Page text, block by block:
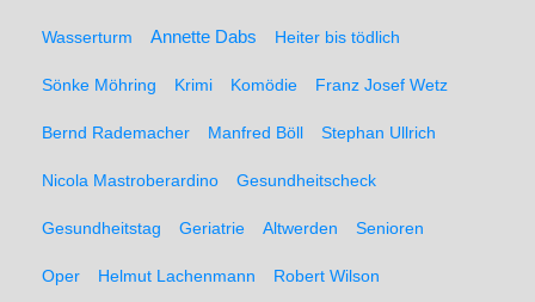
Wasserturm Annette Dabs Heiter bis tödlich
Sönke Möhring Krimi Komödie Franz Josef Wetz
Bernd Rademacher Manfred Böll Stephan Ullrich
Nicola Mastroberardino Gesundheitscheck
Gesundheitstag Geriatrie Altwerden Senioren
Oper Helmut Lachenmann Robert Wilson